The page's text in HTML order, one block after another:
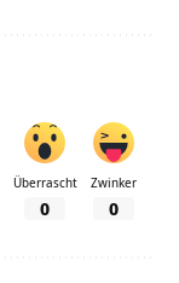
Überrascht
0
Zwinker
0